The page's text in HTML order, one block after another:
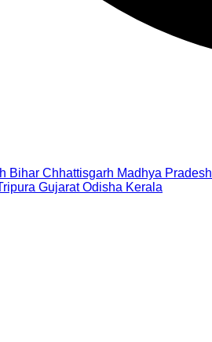
Bihar Chhattisgarh Madhya Pradesh
Gujarat Odisha Kerala